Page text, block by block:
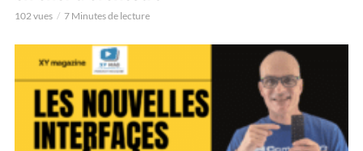
102 vues 7 Minutes de lecture